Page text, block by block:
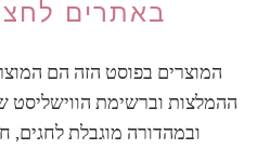
באתרים
המוצרים בפוסט הזה הם
ההמלצות וברשימת הווישליסט
ובמהדורה מוגבלת לחגים,